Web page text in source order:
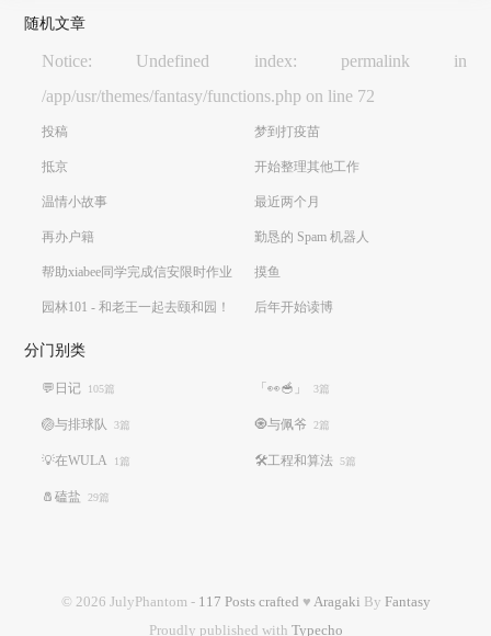
随机文章
Notice: Undefined index: permalink in
/app/usr/themes/fantasy/functions.php on line 72
投稿 梦到打疫苗
抵京 开始整理其他工作
温情小故事 最近两个月
再办户籍 勤恳的 Spam 机器人
帮助xiabee同学完成信安限时作业 摸鱼
园林101 - 和老王一起去颐和园！ 后年开始读博
分门别类
💬日记 105篇 「👀🥣」 3篇
🏐️与排球队 3篇 🧿与佩爷 2篇
💡在WULA 1篇 🛠️工程和算法 5篇
🧂磕盐 29篇
© 2026 JulyPhantom - 117 Posts crafted ♥ Aragaki By Fantasy
Proudly published with Typecho